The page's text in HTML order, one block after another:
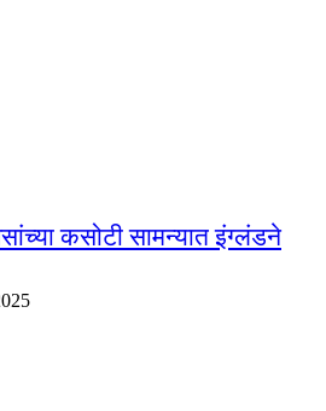
कसोटी सामन्यात इंग्लंडने